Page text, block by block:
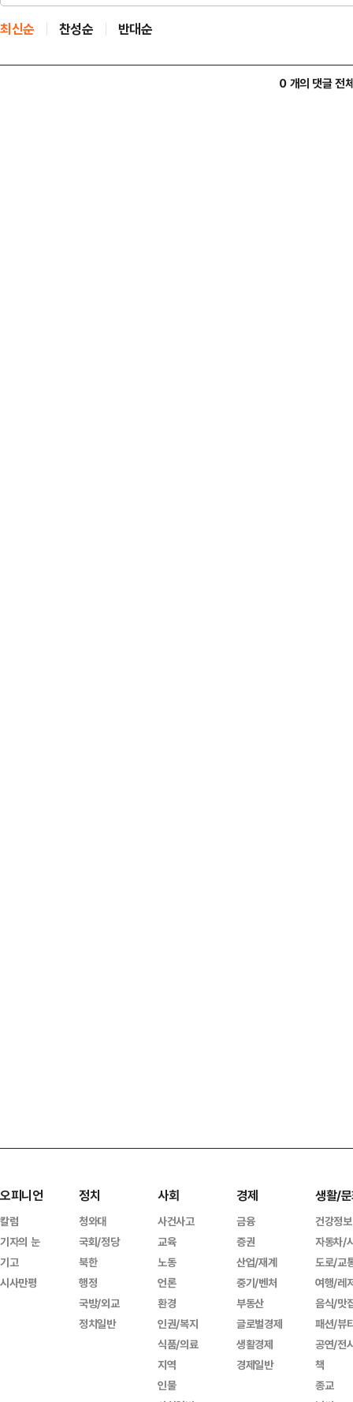
최신순 찬성순 반대순
0 개의 댓글 전
오피니언
칼럼
기자의 눈
기고
시사만평
정치
청와대
국회/정당
북한
행정
국방/외교
정치일반
사회
사건사고
교육
노동
언론
환경
인권/복지
식품/의료
지역
인물
경제
금융
증권
산업/재계
중기/벤처
부동산
글로벌경제
생활경제
경제일반
생활/
건강정보
자동차/
도로/교
여행/레
음식/맛
패션/뷰
공연/전
책
종교